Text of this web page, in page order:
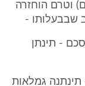
- ההסכם) וטרם הוחזרה
שבבעלותו -
- תינתן
גמלאות